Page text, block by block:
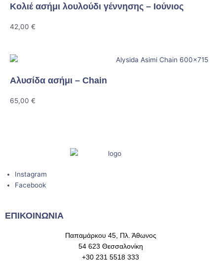
Κολιέ ασήμι λουλούδι γέννησης – Ιούνιος
42,00 €
Αλυσίδα ασήμι – Chain
65,00 €
Instagram
Facebook
ΕΠΙΚΟΙΝΩΝΙΑ
Παπαμάρκου 45, Πλ. Άθωνος
54 623 Θεσσαλονίκη
+30 231 5518 333